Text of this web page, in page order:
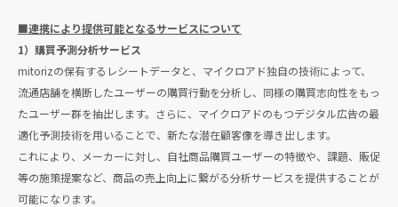
■連携により提供可能となるサービスについて
1）購買予測分析サービス
mitorizの保有するレシートデータと、マイクロアド独自の技術によって、
流通店舗を横断したユーザーの購買行動を分析し、同様の購買志向性をもっ
たユーザー群を抽出します。さらに、マイクロアドのもつデジタル広告の最
適化予測技術を用いることで、新たな潜在顧客像を導き出します。
これにより、メーカーに対し、自社商品購買ユーザーの特徴や、課題、販促
等の施策提案など、商品の売上向上に繋がる分析サービスを提供することが
可能になります。